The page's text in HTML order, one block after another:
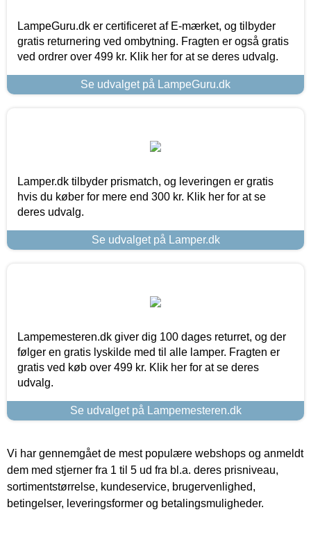
LampeGuru.dk er certificeret af E-mærket, og tilbyder
gratis returnering ved ombytning. Fragten er også gratis
ved ordrer over 499 kr. Klik her for at se deres udvalg.
Se udvalget på LampeGuru.dk
Lamper.dk tilbyder prismatch, og leveringen er gratis
hvis du køber for mere end 300 kr. Klik her for at se
deres udvalg.
Se udvalget på Lamper.dk
Lampemesteren.dk giver dig 100 dages returret, og der
følger en gratis lyskilde med til alle lamper. Fragten er
gratis ved køb over 499 kr. Klik her for at se deres
udvalg.
Se udvalget på Lampemesteren.dk
Vi har gennemgået de mest populære webshops og anmeldt
dem med stjerner fra 1 til 5 ud fra bl.a. deres prisniveau,
sortimentstørrelse, kundeservice, brugervenlighed,
betingelser, leveringsformer og betalingsmuligheder.